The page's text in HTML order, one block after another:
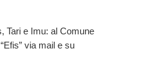
Tari e Imu: al Comune
via mail e su